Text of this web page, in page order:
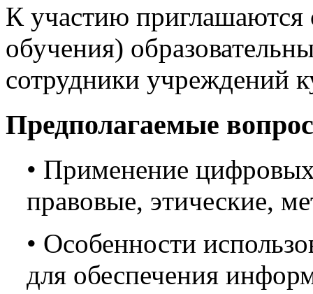
К участию приглашаются
обучения)
сотрудники учреждений
Предполагаемые
• Применение
правовые, этические,
• Особенности
для обеспечения